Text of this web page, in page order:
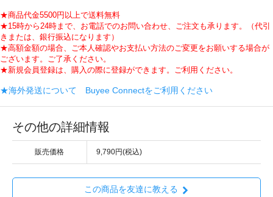
★商品代金5500円以上で送料無料
★15時から24時まで、お電話でのお問い合わせ、ご注文も承ります。（代引
きまたは、銀行振込になります）
★高額金額の場合、ご本人確認やお支払い方法のご変更をお願いする場合が
ございます。ご了承ください。
★新規会員登録は、購入の際に登録ができます。ご利用ください。
★海外発送について Buyee Connectをご利用ください
その他の詳細情報
販売価格 9,790円(税込)
この商品を友達に教える